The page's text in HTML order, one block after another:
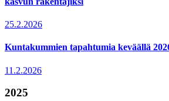
25.2.2026
Kuntakummien tapahtumia keväällä
11.2.2026
2025